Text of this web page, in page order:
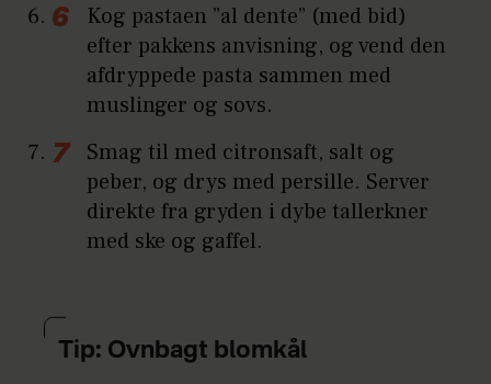
Kog pastaen ”al dente” (med bid)
efter pakkens anvisning, og vend den
afdryppede pasta sammen med
muslinger og sovs.
Smag til med citronsaft, salt og
peber, og drys med persille. Server
direkte fra gryden i dybe tallerkner
med ske og gaffel.
Tip: Ovnbagt blomkål